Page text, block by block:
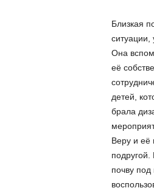
Близкая
ситуации,
Она
её
детей,
брала
Веру и её
подругой.
почву